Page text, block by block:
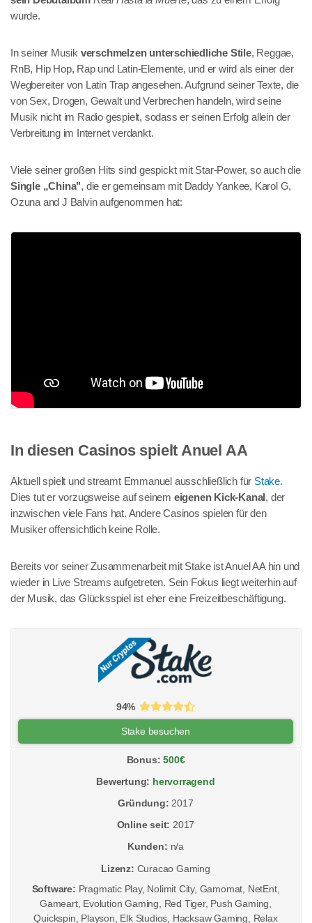
wurde.
In seiner Musik verschmelzen unterschiedliche Stile, Reggae,
RnB, Hip Hop, Rap und Latin-Elemente, und er wird als einer der
Wegbereiter von Latin Trap angesehen. Aufgrund seiner Texte, die
von Sex, Drogen, Gewalt und Verbrechen handeln, wird seine
Musik nicht im Radio gespielt, sodass er seinen Erfolg allein der
Verbreitung im Internet verdankt.
Viele seiner großen Hits sind gespickt mit Star-Power, so auch die
Single „China", die er gemeinsam mit Daddy Yankee, Karol G,
Ozuna and J Balvin aufgenommen hat:
In diesen Casinos spielt Anuel AA
Aktuell spielt und streamt Emmanuel ausschließlich für Stake.
Dies tut er vorzugsweise auf seinem eigenen Kick-Kanal , der
inzwischen viele Fans hat. Andere Casinos spielen für den
Musiker offensichtlich keine Rolle.
Bereits vor seiner Zusammenarbeit mit Stake ist Anuel AA hin und
wieder in Live Streams aufgetreten. Sein Fokus liegt weiterhin auf
der Musik, das Glücksspiel ist eher eine Freizeitbeschäftigung.
94%
Stake besuchen
Bonus: 500€
Bewertung: hervorragend
Gründung:2017
Online seit:2017
Kunden: n/a
Lizenz: Curacao Gaming
Software: Pragmatic Play Nolimit City Gamomat NetEnt
Gameart Evolution Gaming Red Tiger Push Gaming
Quickspin Playson Elk Studios Hacksaw Gaming Relax